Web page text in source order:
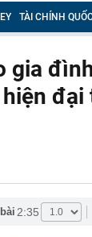
nhà nhưng không
nhưng lại rất đáng
dạo trên khu đất
thứ Sáu ngày 7/8/
là lời khuyên dễ
TÀI CHÍNH
gia
đại
2:35